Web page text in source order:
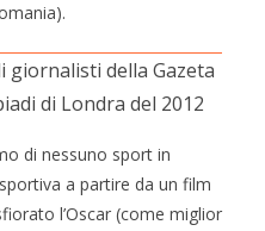
giornalisti della Gazeta
di Londra del 2012
di nessuno sport in
a partire da un film
l’Oscar (come miglior